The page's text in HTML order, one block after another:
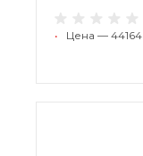
• Цена — 44164